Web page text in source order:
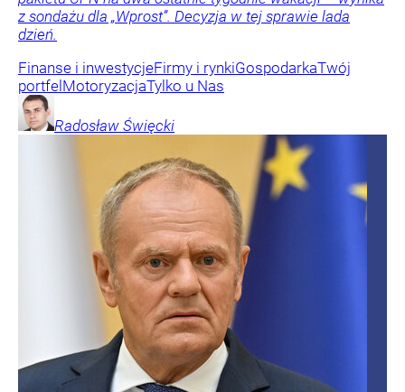
z sondażu dla „Wprost”. Decyzja w tej sprawie lada
dzień.
Finanse i inwestycjeFirmy i rynkiGospodarkaTwój
portfel MotoryzacjaTylko u Nas
Radosław Święcki